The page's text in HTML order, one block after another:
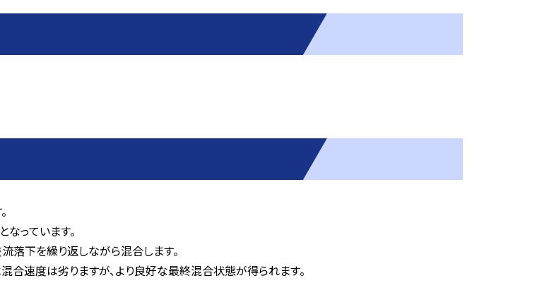
っています。
落下を繰り返しながら混合します。
速度は劣りますが、より良好な最終混合状態が得られます。